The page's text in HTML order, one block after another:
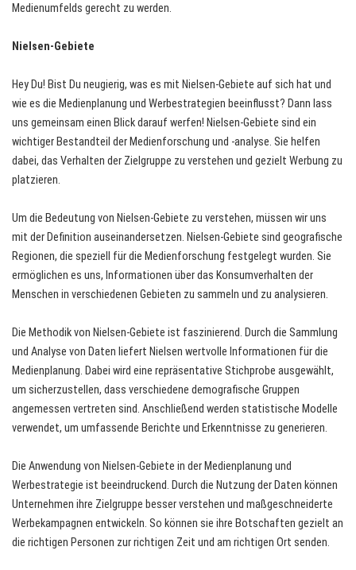
Medienumfelds gerecht zu werden.
Nielsen-Gebiete
Hey Du! Bist Du neugierig, was es mit Nielsen-Gebiete auf sich hat und
wie es die Medienplanung und Werbestrategien beeinflusst? Dann lass
uns gemeinsam einen Blick darauf werfen! Nielsen-Gebiete sind ein
wichtiger Bestandteil der Medienforschung und -analyse. Sie helfen
dabei, das Verhalten der Zielgruppe zu verstehen und gezielt Werbung zu
platzieren.
Um die Bedeutung von Nielsen-Gebiete zu verstehen, müssen wir uns
mit der Definition auseinandersetzen. Nielsen-Gebiete sind geografische
Regionen, die speziell für die Medienforschung festgelegt wurden. Sie
ermöglichen es uns, Informationen über das Konsumverhalten der
Menschen in verschiedenen Gebieten zu sammeln und zu analysieren.
Die Methodik von Nielsen-Gebiete ist faszinierend. Durch die Sammlung
und Analyse von Daten liefert Nielsen wertvolle Informationen für die
Medienplanung. Dabei wird eine repräsentative Stichprobe ausgewählt,
um sicherzustellen, dass verschiedene demografische Gruppen
angemessen vertreten sind. Anschließend werden statistische Modelle
verwendet, um umfassende Berichte und Erkenntnisse zu generieren.
Die Anwendung von Nielsen-Gebiete in der Medienplanung und
Werbestrategie ist beeindruckend. Durch die Nutzung der Daten können
Unternehmen ihre Zielgruppe besser verstehen und maßgeschneiderte
Werbekampagnen entwickeln. So können sie ihre Botschaften gezielt an
die richtigen Personen zur richtigen Zeit und am richtigen Ort senden.